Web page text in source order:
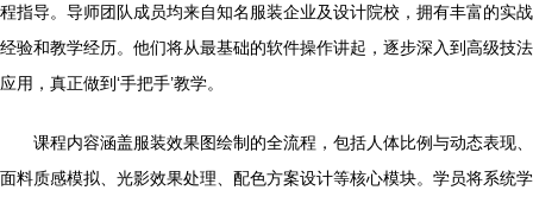
程指导。导师团队成员均来自知名服装企业及设计院校，拥有丰富的实战
经验和教学经历。他们将从最基础的软件操作讲起，逐步深入到高级技法
应用，真正做到‘手把手’教学。
课程内容涵盖服装效果图绘制的全流程，包括人体比例与动态表现、
面料质感模拟、光影效果处理、配色方案设计等核心模块。学员将系统学